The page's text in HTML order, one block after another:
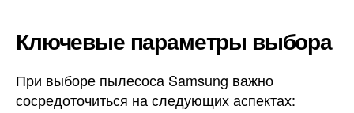
Ключевые параметры выбора
При выборе пылесоса Samsung важно
сосредоточиться на следующих аспектах: